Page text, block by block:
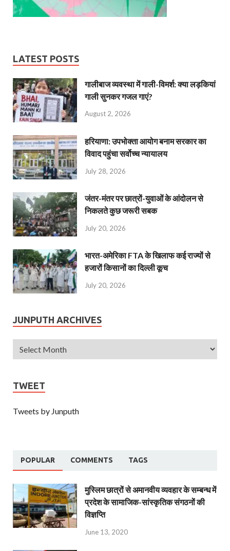
LATEST POSTS
गालीबाज व्‍यवस्‍था में गाली-विमर्श: क्या लड़कियां
गाली सुनकर गजल गाएं?
August 2, 2026
हरियाणा: उपभोक्ता आयोग बनाम सरकार का
विवाद पहुंचा सर्वोच्च न्यायालय
July 28, 2026
जंतर-मंतर पर छात्रों-युवाओं के आंदोलन से
निकलते कुछ जरूरी सबक
July 20, 2026
भारत-अमेरिका FTA के खिलाफ कई राज्यों से
हजारों किसानों का दिल्ली कूच
July 20, 2026
JUNPUTH ARCHIVES
TWEET
Tweets by Junputh
POPULAR COMMENTS TAGS
मुस्लिम छात्रों से अमानवीय व्यवहार के सम्बन्ध में
प्रदेश के सामाजिक-सांस्कृतिक संगठनों की
विज्ञप्ति
June 13, 2020